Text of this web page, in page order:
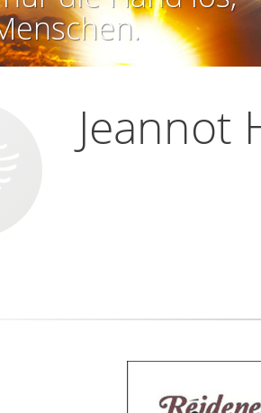
Jeannot